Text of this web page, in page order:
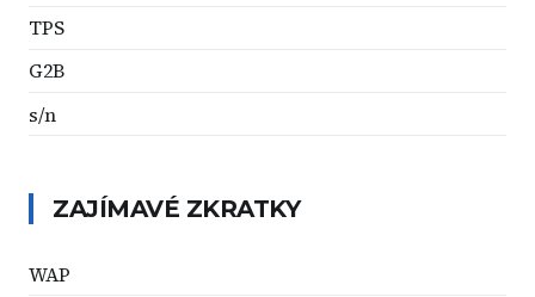
TPS
G2B
s/n
ZAJÍMAVÉ ZKRATKY
WAP